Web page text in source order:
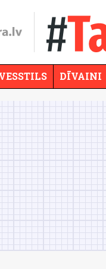
DĪVAINI